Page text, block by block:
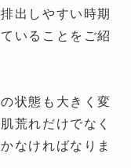
出しやすい時期
いることをご紹
状態も大きく変
荒れだけでなく
なければなりま